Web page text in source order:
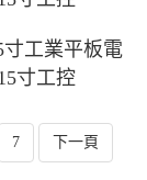
寸工業平板電
寸工控
7 下一頁